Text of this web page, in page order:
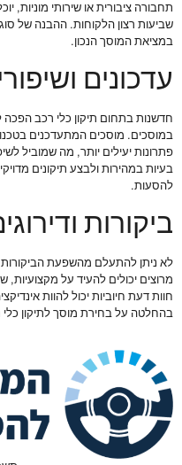
תחבורה ציבורית או שירותי מוניות,
שביעות רצון הלקוחות. ההבנה של
במציאת המוסך הנכון.
עדכונים
חדשנות בתחום תיקון כלי רכב
במוסכים. מוסכים המתעדכנים
פתרונות יעילים יותר, מה שמוביל
בעיות במהירות ולבצע תיקונים
להסעות.
ביקורות
לא ניתן להתעלם מהשפעת הביקורות
מרוצים יכולים להעיד על מקצועיות,
חוות דעת חיוביות יכול להוות
בהחלטה על בחירת מוסך לתיקון